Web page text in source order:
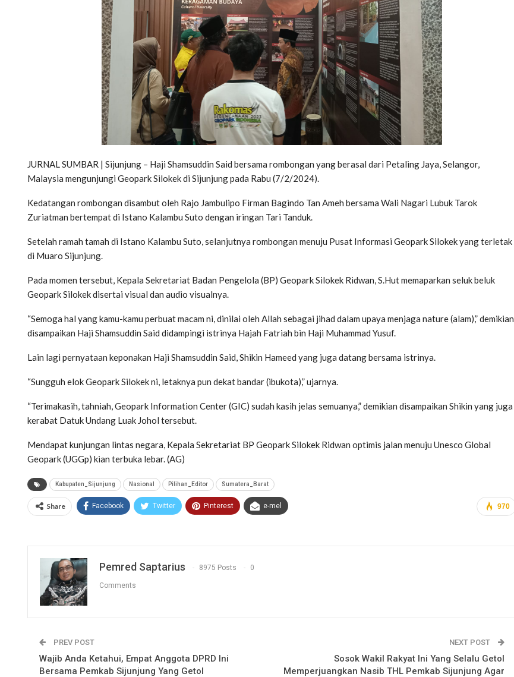
JURNAL SUMBAR | Sijunjung – Haji Shamsuddin Said bersama rombongan yang berasal dari Petaling Jaya, Selangor,
Malaysia mengunjungi Geopark Silokek di Sijunjung pada Rabu (7/2/2024).
Kedatangan rombongan disambut oleh Rajo Jambulipo Firman Bagindo Tan Ameh bersama Wali Nagari Lubuk Tarok
Zuriatman bertempat di Istano Kalambu Suto dengan iringan Tari Tanduk.
Setelah ramah tamah di Istano Kalambu Suto, selanjutnya rombongan menuju Pusat Informasi Geopark Silokek yang terletak
di Muaro Sijunjung.
Pada momen tersebut, Kepala Sekretariat Badan Pengelola (BP) Geopark Silokek Ridwan, S.Hut memaparkan seluk beluk
Geopark Silokek disertai visual dan audio visualnya.
“Semoga hal yang kamu-kamu perbuat macam ni, dinilai oleh Allah sebagai jihad dalam upaya menjaga nature (alam),” demikian
disampaikan Haji Shamsuddin Said didampingi istrinya Hajah Fatriah bin Haji Muhammad Yusuf.
Lain lagi pernyataan keponakan Haji Shamsuddin Said, Shikin Hameed yang juga datang bersama istrinya.
“Sungguh elok Geopark Silokek ni, letaknya pun dekat bandar (ibukota),” ujarnya.
“Terimakasih, tahniah, Geopark Information Center (GIC) sudah kasih jelas semuanya,” demikian disampaikan Shikin yang juga
kerabat Datuk Undang Luak Johol tersebut.
Mendapat kunjungan lintas negara, Kepala Sekretariat BP Geopark Silokek Ridwan optimis jalan menuju Unesco Global
Geopark (UGGp) kian terbuka lebar. (AG)
Kabupaten_Sijunjung Nasional Pilihan_Editor Sumatera_Barat
970
Share Facebook Twitter Pinterest e-mel
Pemred Saptarius 8975 Posts 0
Comments
PREV POST
Wajib Anda Ketahui, Empat Anggota DPRD Ini
Bersama Pemkab Sijunjung Yang Getol
NEXT POST
Sosok Wakil Rakyat Ini Yang Selalu Getol
Memperjuangkan Nasib THL Pemkab Sijunjung Agar